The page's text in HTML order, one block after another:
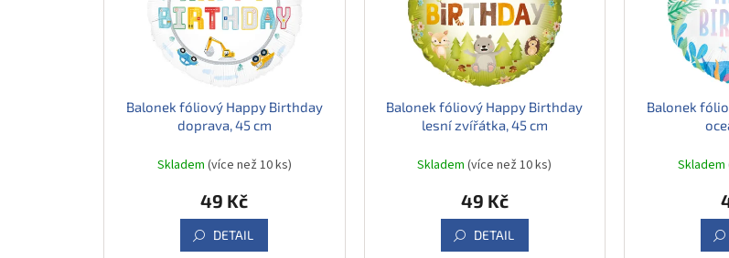
Balonek fóliový Happy Birthday
doprava, 45 cm
Skladem (více než 10 ks)
49 Kč
DETAIL
Balonek fóliový Happy Birthday
lesní zvířátka, 45 cm
Skladem(více než 10 ks)
49 Kč
DETAIL
Balonek
Skladem